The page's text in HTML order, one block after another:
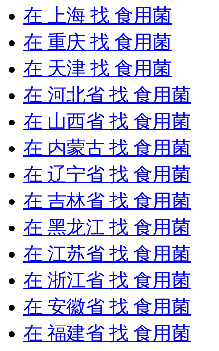
在
上海 找 食用菌
在 重庆 找 食用菌
在 天津 找 食用菌
在 河北省 找 食用菌
在 山西省 找 食用菌
在 内蒙古 找 食用菌
在 辽宁省 找 食用菌
在 吉林省 找 食用菌
在 黑龙江 找 食用菌
在 江苏省 找 食用菌
在 浙江省 找 食用菌
在 安徽省 找 食用菌
在 福建省 找 食用菌